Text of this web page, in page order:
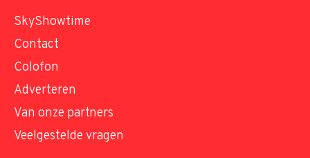
SkyShowtime
Contact
Colofon
Adverteren
Van onze partners
Veelgestelde vragen